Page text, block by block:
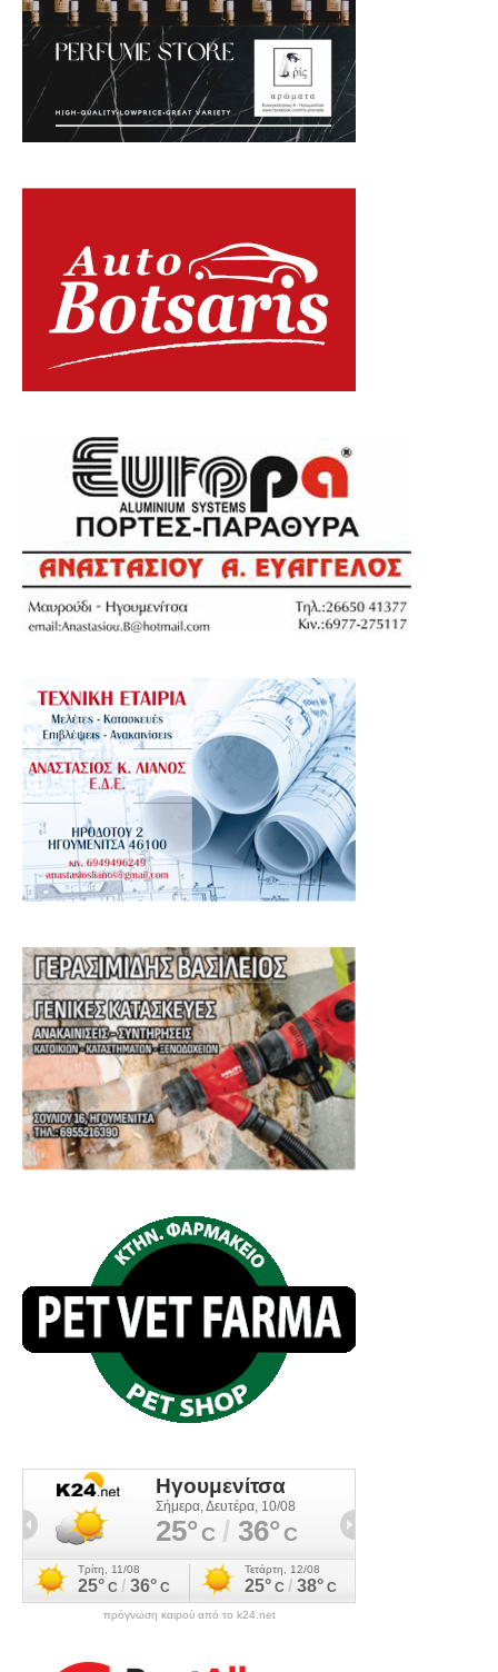
πρόγνωση καιρού από το k24.net